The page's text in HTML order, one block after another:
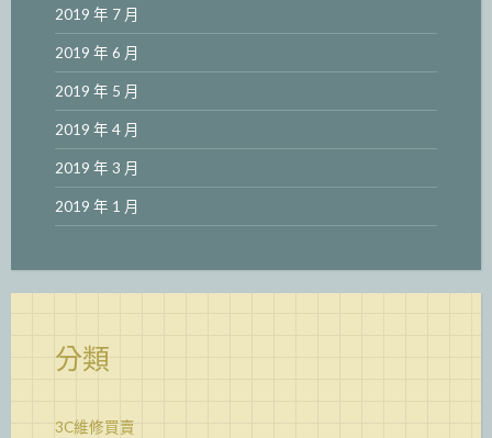
2019 年 7 月
2019 年 6 月
2019 年 5 月
2019 年 4 月
2019 年 3 月
2019 年 1 月
分類
3C維修買賣